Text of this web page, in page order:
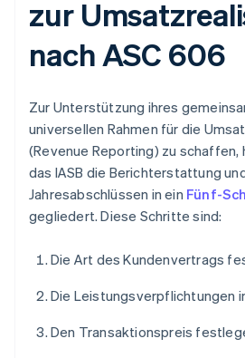
zur
nach ASC 606
Zur Unterstützung ihres
universellen Rahmen für die
(Revenue Reporting) zu schaffen,
das IASB die Berichterstattung
Jahresabschlüssen in ein Fünf-
gegliedert. Diese Schritte sind:
Die Art des Kundenvertrags
Die Leistungsverpflichtungen
Den Transaktionspreis